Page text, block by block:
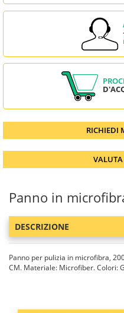
RICHIEDI
Panno in
DESCRIZIONE
Panno per pulizia in microfibra,
CM. Materiale: Microfiber. Colori: